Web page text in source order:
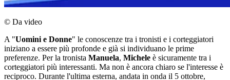
© Da video
A "Uomini e Donne" le conoscenze tra i tronisti e i corteggiatori
iniziano a essere più profonde e già si individuano le prime
preferenze. Per la tronista Manuela, Michele è sicuramente tra i
corteggiatori più interessanti. Ma non è ancora chiaro se l'interesse è
reciproco. Durante l'ultima esterna, andata in onda il 5 ottobre,